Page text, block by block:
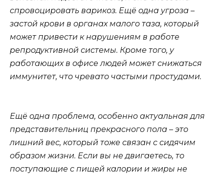
спровоцировать варикоз. Ещё одна угроза –
застой крови в органах малого таза, который
может привести к нарушениям в работе
репродуктивной системы. Кроме того, у
работающих в офисе людей может снижаться
иммунитет, что чревато частыми простудами.
Ещё одна проблема, особенно актуальная для
представительниц прекрасного пола – это
лишний вес, который тоже связан с сидячим
образом жизни. Если вы не двигаетесь, то
поступающие с пищей калории и жиры не